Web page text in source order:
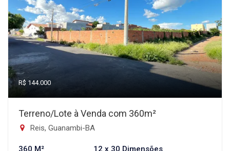
R$ 144.000
Terreno/Lote à Venda com 360m²
Reis, Guanambi-BA
360 M² 12 x 30 Dimensões